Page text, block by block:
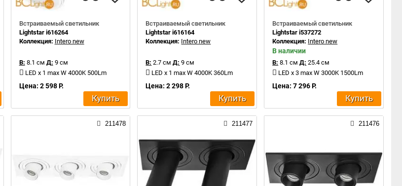
Встраиваемый светильник
Lightstar i616264
Коллекция: Intero new
В: 8.1 см Д: 9 см
LED x 1 max W 4000K 500Lm
Цена: 2 598 Р.
Купить
Встраиваемый светильник
Lightstar i616164
Коллекция: Intero new
В: 2.7 см Д: 9 см
LED x 1 max W 4000K 360Lm
Цена: 2 298 Р.
Купить
Встраиваемый светильник
Lightstar i537272
Коллекция: Intero new
В наличии
В: 8.1 см Д: 25.4 см
LED x 3 max W 3000K 1500Lm
Цена: 7 296 Р.
Купить
211478 211477 211476